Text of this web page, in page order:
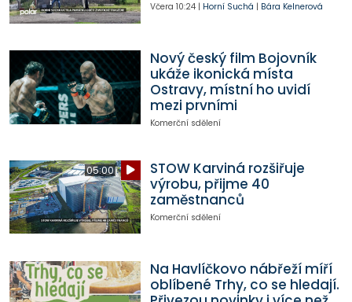
Včera 10:24| Horní Suchá | Bára Kelnerová
Nový český film Bojovník
ukáže ikonická místa
Ostravy, místní ho uvidí
mezi prvními
Komerční sdělení
05:00
STOW Karviná rozšiřuje
výrobu, přijme 40
zaměstnanců
Komerční sdělení
Na Havlíčkovo nábřeží míří
oblíbené Trhy, co se hledají.